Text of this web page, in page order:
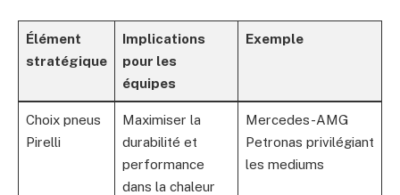
Élément
stratégique
Implications
pour les
équipes
Exemple
Choix pneus
Pirelli
Maximiser la
durabilité et
performance
dans la chaleur
Mercedes-AMG
Petronas privilégiant
les mediums